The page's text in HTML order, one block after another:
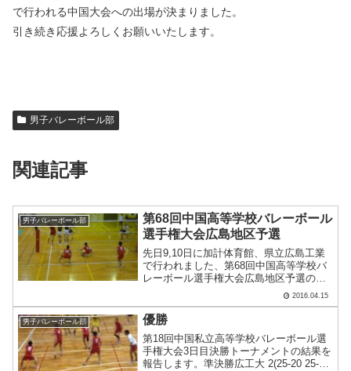
で行われる中国大会への出場が決まりました。
引き続き応援よろしくお願いいたします。
男子バレーボール部
関連記事
男子バレーボール部
第68回中国高等学校バレーボール
選手権大会広島地区予選
先日9,10日に加計体育館、県立広島工業
で行われました、第68回中国高等学校バ
レーボール選手権大会広島地区予選の結
果を報告します。準々決勝 工大 ２（２
５－７ ２５－１９）０ 祇園北準決勝
工大 ２（２８－２６ ２５－１４）
０ 広島城北決勝.....
2016.04.15
男子バレーボール部 優勝
第18回中国私立高等学校バレーボール選
手権大会3日目決勝トーナメントの結果を
報告します。準決勝広工大 2(25-20 25-